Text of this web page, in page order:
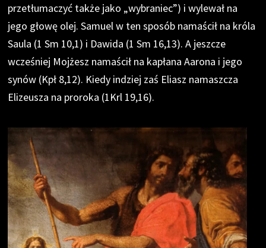
przetłumaczyć także jako „wybraniec”) i wylewał na
jego głowę olej. Samuel w ten sposób namaścił na króla
Saula (1 Sm 10,1) i Dawida (1 Sm 16,13). A jeszcze
wcześniej Mojżesz namaścił na kapłana Aarona i jego
synów (Kpł 8,12). Kiedy indziej zaś Eliasz namaszcza
Elizeusza na proroka (1Krl 19,16).